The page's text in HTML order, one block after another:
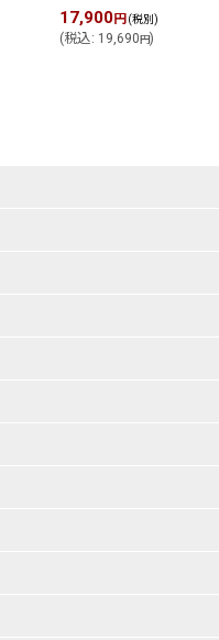
17,900円 (税別)
(税込: 19,690円)